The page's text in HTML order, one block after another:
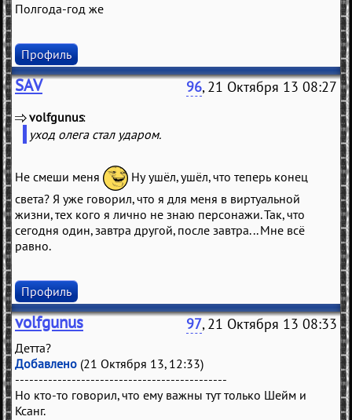
Полгода-год же
Профиль
SAV 96, 21 Октября 13 08:27
volfgunus
уход олега стал ударом.
Не смеши меня
Ну ушёл, ушёл, что теперь конец
света? Я уже говорил, что я для меня в виртуальной
жизни, тех кого я лично не знаю персонажи. Так, что
сегодня один, завтра другой, после завтра... Мне всё
равно.
Профиль
volfgunus 97, 21 Октября 13 08:33
Детта?
Добавлено (21 Октября 13, 12:33)
---------------------------------------------
Но кто-то говорил, что ему важны тут только Шейм и
Ксанг.